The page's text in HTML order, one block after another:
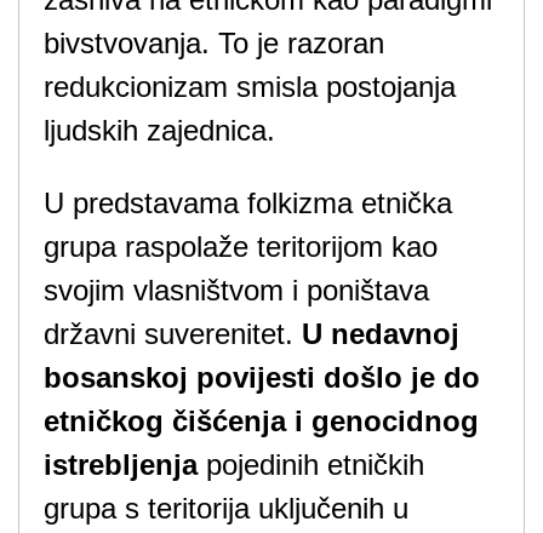
bivstvovanja. To je razoran
redukcionizam smisla postojanja
ljudskih zajednica.
U predstavama folkizma etnička
grupa raspolaže teritorijom kao
svojim vlasništvom i poništava
državni suverenitet. U nedavnoj
bosanskoj povijesti došlo je do
etničkog čišćenja i genocidnog
istrebljenjapojedinih etničkih
grupa s teritorija uključenih u